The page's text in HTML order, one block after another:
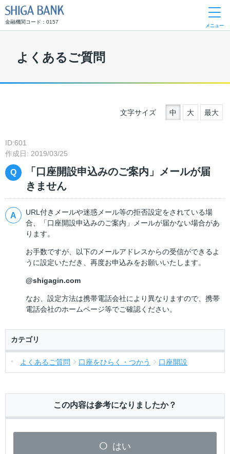
金融機関コード：0157
メニュー
よくあるご質問
文字サイズ 中 大 最大
ID:601
作成日: 2019/03/25
「口座開設申込みのご案内」メールが届
きません
URL付きメールや迷惑メール等の拒否設定をされている場
合、「口座開設申込みのご案内」メールが届かない場合があ
ります。
お手数ですが、以下のメールアドレスからの受信ができるよ
うに設定いただき、再度お申込みをお願いいたします。
@shigagin.com
なお、設定方法は携帯電話会社により異なりますので、携帯
電話会社のホームページ等でご確認ください。
カテゴリ
よくあるご質問 口座をひらく・つかう 口座開設
この内容は参考になりましたか？
はい